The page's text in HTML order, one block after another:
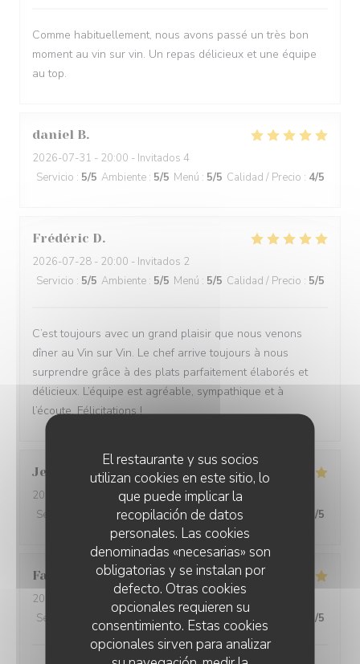
El restaurante y sus socios
utilizan cookies en este sitio, lo
que puede implicar la
recopilación de datos
personales. Las cookies
denominadas «necesarias» son
obligatorias y se instalan por
defecto. Otras cookies
opcionales requieren su
consentimiento. Estas cookies
opcionales sirven para analizar
Comme habituellement, nous avons passé un très bon
moment au vin sur vin. Un repas délicieux et une équipe
au top.
daniel B
2026-07-31 - 20:00 - Invitados 4
Servicio : 5/5 Ambiente : 5/5 Menú : 5/5 Calidad / Precio : 4/5
Frédéric D
2026-07-28 - 20:00 - Invitados 2
Servicio : 5/5 Ambiente : 5/5 Menú : 5/5 Calidad / Precio : 5/5
C’est toujours avec un grand plaisir que nous venons
dîner au Vin sur Vin. Le chef arrive toujours à nous
surprendre grâce à des plats parfaitement élaborés et
délicieux. L’équipe est agréable, sympathique et à
l’écoute. Félicitations !
Jean Pierre P
2026-07-28
- 20:00 - Invitados 2
Servicio
Ambiente: 5/5 Menú: 5/5 Calidad / Precio /5
Fabien
2026-07-21
- 12:30 - Invitados 6
Servicio
Ambiente Menú : Calidad / Precio /5